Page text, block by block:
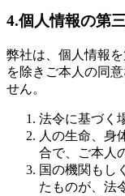
4.個人情報の第
弊社は、個人情報
を除きご本人の同
せん。
法令に基づく
人の生命、身
合で、ご本人
国の機関もし
たものが、法